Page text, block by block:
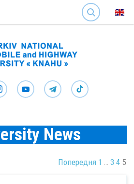
SEARCH
News
Попередня 1 … 3 4 5